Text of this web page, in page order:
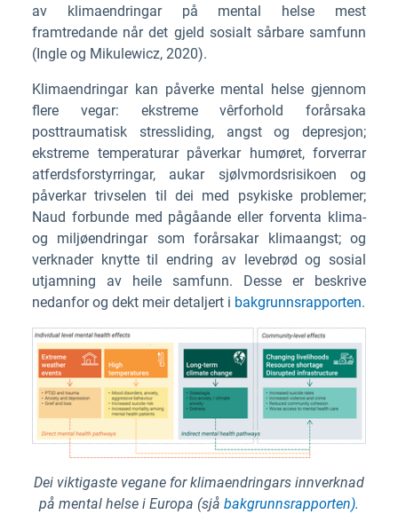
av klimaendringar på mental helse mest
framtredande når det gjeld sosialt sårbare samfunn
(Ingle og Mikulewicz, 2020).
Klimaendringar kan påverke mental helse gjennom
flere vegar: ekstreme vêrforhold forårsaka
posttraumatisk stressliding, angst og depresjon;
ekstreme temperaturar påverkar humøret, forverrar
atferdsforstyrringar, aukar sjølvmordsrisikoen og
påverkar trivselen til dei med psykiske problemer;
Naud forbunde med pågåande eller forventa klima-
og miljøendringar som forårsakar klimaangst; og
verknader knytte til endring av levebrød og sosial
utjamning av heile samfunn. Desse er beskrive
nedanfor og dekt meir detaljert i bakgrunnsrapporten.
Dei viktigaste vegane for klimaendringars innverknad
på mental helse i Europa (sjå bakgrunnsrapporten).